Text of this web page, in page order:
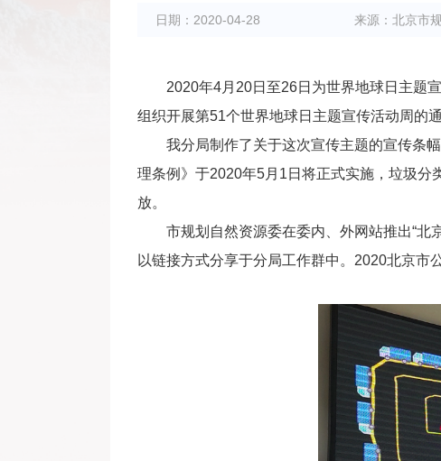
日期： 2020-04-28 来源： 北京市
2020年4月20日至26日为世界地球日主题宣
组织开展第51个世界地球日主题宣传活动周的
我分局制作了关于这次宣传主题的宣传条幅
理条例》于2020年5月1日将正式实施，垃圾分
放。
市规划自然资源委在委内、外网站推出“北
以链接方式分享于分局工作群中。2020北京市